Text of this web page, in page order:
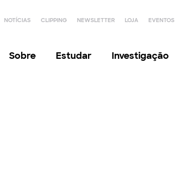
NOTÍCIAS CLIPPING NEWSLETTER LOJA EVENTOS
Sobre Estudar Investigação